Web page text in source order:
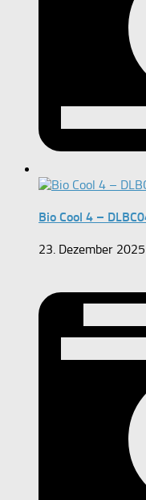
Bio Cool 4 –
23. Dezember 2025